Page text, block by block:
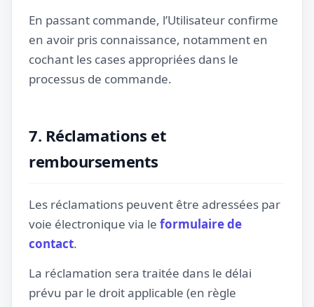
En passant commande, l’Utilisateur confirme
en avoir pris connaissance, notamment en
cochant les cases appropriées dans le
processus de commande.
7. Réclamations et
remboursements
Les réclamations peuvent être adressées par
voie électronique via le formulaire de
contact.
La réclamation sera traitée dans le délai
prévu par le droit applicable (en règle